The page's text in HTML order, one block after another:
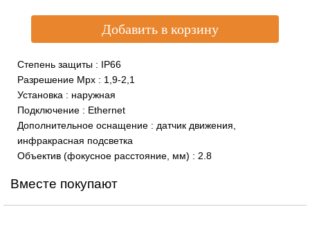
Степень защиты : IP66
Разрешение Mpx : 1,9-2,1
Установка : наружная
Подключение : Ethernet
Дополнительное оснащение : датчик движения,
инфракрасная подсветка
Объектив (фокусное расстояние, мм) : 2.8
Вместе покупают